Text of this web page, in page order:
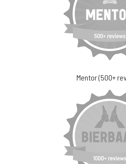
Mentor (500+